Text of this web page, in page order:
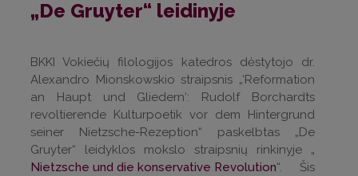
„De Gruyter“ leidinyje
BKKI Vokiečių filologijos katedros dėstytojo dr.
Alexandro Mionskowskio straipsnis „‘Reformation
an Haupt und Gliedern‘: Rudolf Borchardts
revoltierende Kulturpoetik vor dem Hintergrund
seiner Nietzsche-Rezeption“ paskelbtas „De
Gruyter“ leidyklos mokslo straipsnių rinkinyje „
Nietzsche und die konservative Revolution“. Šis